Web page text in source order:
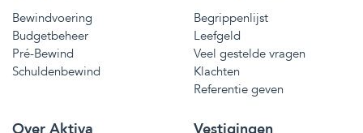
Bewindvoering
Budgetbeheer
Pré-Bewind
Schuldenbewind
Begrippenlijst
Leefgeld
Veel gestelde vragen
Klachten
Referentie geven